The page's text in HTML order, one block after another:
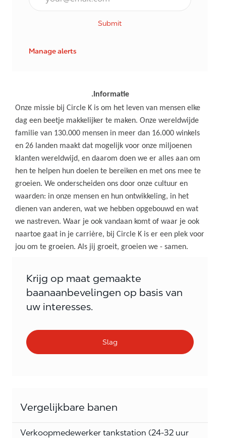
Submit
Manage alerts
.Informatie
Onze missie bij Circle K is om het leven van mensen elke
dag een beetje makkelijker te maken. Onze wereldwijde
familie van 130.000 mensen in meer dan 16.000 winkels
en 26 landen maakt dat mogelijk voor onze miljoenen
klanten wereldwijd, en daarom doen we er alles aan om
hen te helpen hun doelen te bereiken en met ons mee te
groeien. We onderscheiden ons door onze cultuur en
waarden: in onze mensen en hun ontwikkeling, in het
dienen van anderen, wat we hebben opgebouwd en wat
we nastreven. Waar je ook vandaan komt of waar je ook
naartoe gaat in je carrière, bij Circle K is er een plek voor
jou om te groeien. Als jij groeit, groeien we - samen.
Krijg op maat gemaakte
baanaanbevelingen op basis van
uw interesses.
Slag
Vergelijkbare banen
Verkoopmedewerker tankstation (24-32 uur